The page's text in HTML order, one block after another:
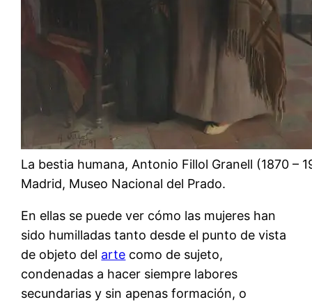
La bestia humana, Antonio Fillol Granell (1870 –
Madrid, Museo Nacional del Prado.
En ellas se puede ver cómo las mujeres han
sido humilladas tanto desde el punto de vista
de objeto del arte como de sujeto,
condenadas a hacer siempre labores
secundarias y sin apenas formación, o